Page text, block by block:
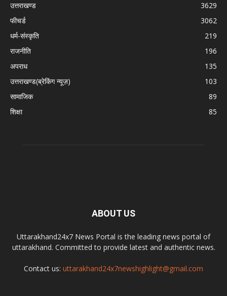
उत्तराखण्ड
3629
फीचर्ड
3062
धर्म-संस्कृति
219
राजनीति
196
अपराध
135
उत्तराखण्ड(ब्रेकिंग न्यूज़)
103
सामाजिक
89
शिक्षा
85
ABOUT US
Uttarakhand24x7 News Portal is the leading news portal of
uttarakhand. Committed to provide latest and authentic news.
Contact us: uttarakhand24x7newshighlight@gmail.com